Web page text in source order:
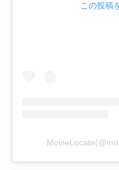
この投稿